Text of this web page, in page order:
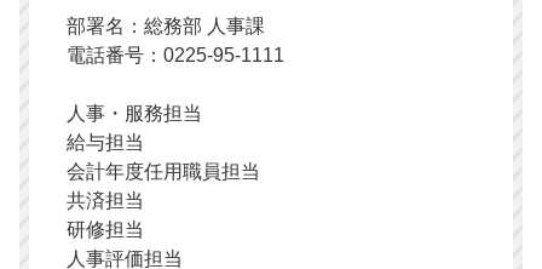
部署名：総務部 人事課
電話番号：0225-95-1111
人事・服務担当
給与担当
会計年度任用職員担当
共済担当
研修担当
人事評価担当